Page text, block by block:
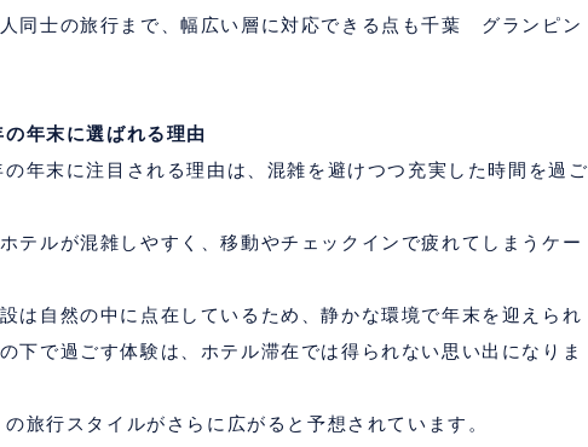
同士の旅行まで、幅広い層に対応できる点も千葉 グランピン
の年末に選ばれる理由
の年末に注目される理由は、混雑を避けつつ充実した時間を過ご
テルが混雑しやすく、移動やチェックインで疲れてしまうケー
は自然の中に点在しているため、静かな環境で年末を迎えられ
下で過ごす体験は、ホテル滞在では得られない思い出になりま
旅行スタイルがさらに広がると予想されています。